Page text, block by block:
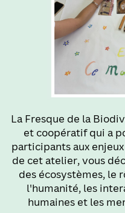
La Fresque de la
et coopératif qui a
participants aux
de cet atelier, vous
des écosystèmes, le
l'humanité, les
humaines et les